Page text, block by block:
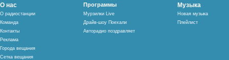
О нас
О радиостанции
Команда
Контакты
Реклама
Города вещания
Сетка вещания
Программы
Мурзилки Live
Драйв-шоу Поехали
Авторадио поздравляет
Музыка
Новая музыка
Плейлист